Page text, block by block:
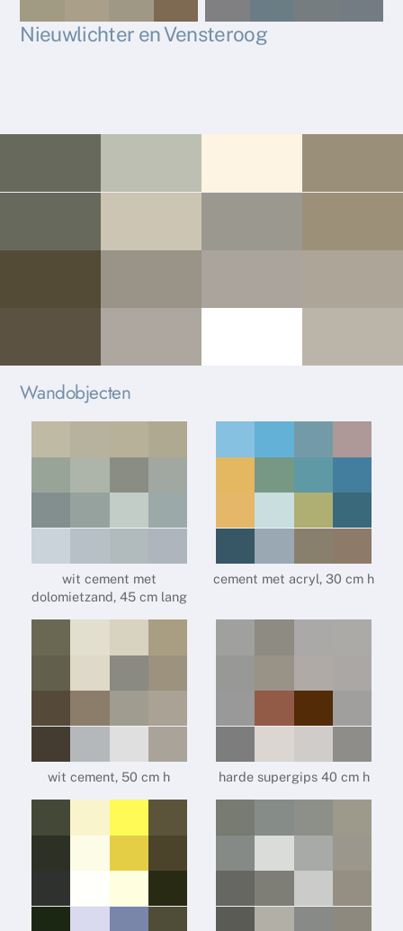
Nieuwlichter en Vensteroog
Wandobjecten
wit cement met
dolomietzand, 45 cm lang
cement met acryl, 30 cm h
wit cement, 50 cm h harde supergips 40 cm h